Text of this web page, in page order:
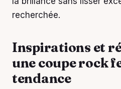
recherchée.
Inspirations et
une coupe rock
tendance